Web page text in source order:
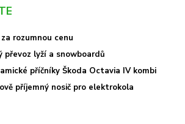
rozumnou cenu
převoz lyží a snowboardů
příčníky Škoda Octavia IV kombi
příjemný nosič pro elektrokola